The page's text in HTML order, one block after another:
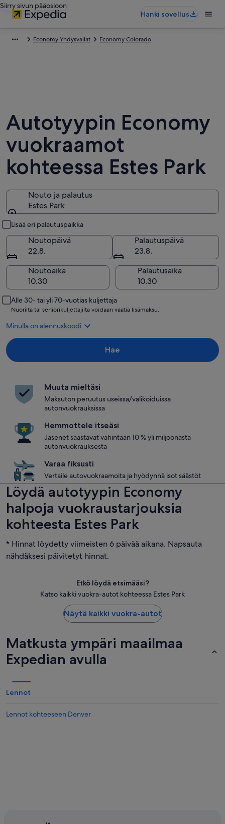
Siirry sivun pääosioon
Hanki sovellus
Economy Yhdysvallat Economy Colorado
Autotyypin Economy
vuokraamot
kohteessa Estes Park
Nouto ja palautus
Estes Park
Lisää eri palautuspaikka
Noutopäivä
22.8.
Palautuspäivä
23.8.
Noutoaika
Palautusaika
Alle 30- tai yli 70-vuotias kuljettaja
Nuorilta tai seniorikuljettajilta voidaan vaatia lisämaksu.
Minulla on alennuskoodi
Hae
Muuta mieltäsi
Maksuton peruutus useissa/valikoiduissa
autonvuokrauksissa
Hemmottele itseäsi
Jäsenet säästävät vähintään 10 % yli miljoonasta
autonvuokrauksesta
Varaa fiksusti
Vertaile autovuokraamoita ja hyödynnä isot säästöt
Löydä autotyypin Economy
halpoja vuokraustarjouksia
kohteesta Estes Park
* Hinnat löydetty viimeisten 6 päivää aikana. Napsauta
nähdäksesi päivitetyt hinnat.
Etkö löydä etsimääsi?
Katso kaikki vuokra-autot kohteessa Estes Park
Näytä kaikki vuokra-autot
Matkusta ympäri maailmaa
Expedian avulla
Lennot
Lennot kohteeseen Denver